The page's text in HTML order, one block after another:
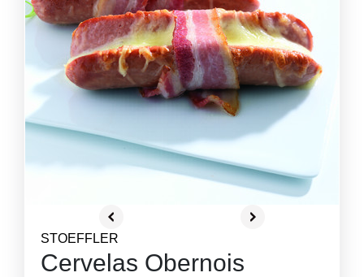
STOEFFLER
Cervelas Obernois